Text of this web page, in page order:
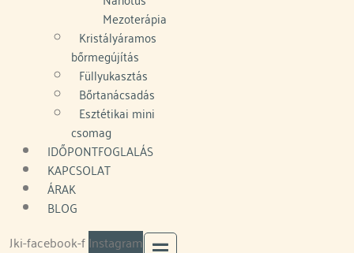
Mezoterápia
Kristályáramos
bőrmegújítás
Füllyukasztás
Bőrtanácsadás
Esztétikai mini
csomag
IDŐPONTFOGLALÁS
KAPCSOLAT
ÁRAK
BLOG
Jki-facebook-f Instagram